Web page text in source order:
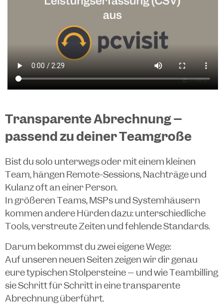
Transparente Abrechnung –
passend zu deiner Teamgröße
Bist du solo unterwegs oder mit einem kleinen
Team, hängen Remote-Sessions, Nachträge und
Kulanz oft an einer Person.
In größeren Teams, MSPs und Systemhäusern
kommen andere Hürden dazu: unterschiedliche
Tools, verstreute Zeiten und fehlende Standards.
Darum bekommst du zwei eigene Wege:
Auf unseren neuen Seiten zeigen wir dir genau
eure typischen Stolpersteine – und wie Teambilling
sie Schritt für Schritt in eine transparente
Abrechnung überführt.